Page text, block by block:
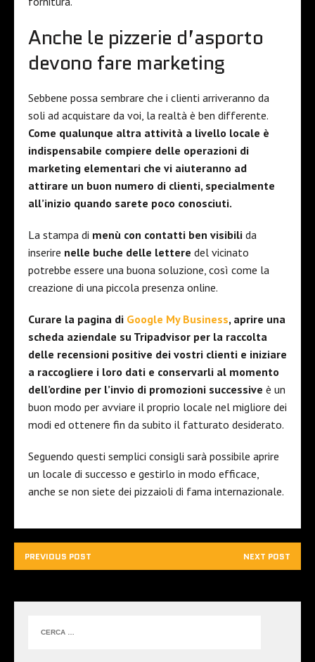
Anche le pizzerie d’asporto
devono fare marketing
Sebbene possa sembrare che i clienti arriveranno da
soli ad acquistare da voi, la realtà è ben differente.
Come qualunque altra attività a livello locale è
indispensabile compiere delle operazioni di
marketing elementari che vi aiuteranno ad
attirare un buon numero di clienti, specialmente
all’inizio quando sarete poco conosciuti.
La stampa di menù con contatti ben visibili da
inserire nelle buche delle lettere del vicinato
potrebbe essere una buona soluzione, così come la
creazione di una piccola presenza online.
Curare la pagina di Google My Business, aprire una
scheda aziendale su Tripadvisor per la raccolta
delle recensioni positive dei vostri clienti e iniziare
a raccogliere i loro dati e conservarli al momento
dell’ordine per l’invio di promozioni successive è un
buon modo per avviare il proprio locale nel migliore dei
modi ed ottenere fin da subito il fatturato desiderato.
Seguendo questi semplici consigli sarà possibile aprire
un locale di successo e gestirlo in modo efficace,
anche se non siete dei pizzaioli di fama internazionale.
PREVIOUS POST NEXT POST